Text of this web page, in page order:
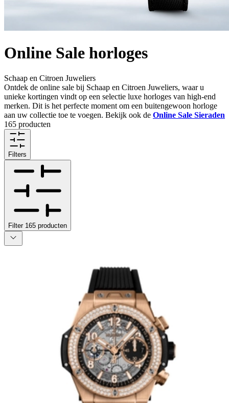
Online Sale horloges
Schaap en Citroen Juweliers
Ontdek de online sale bij Schaap en Citroen Juweliers, waar u
unieke kortingen vindt op een selectie luxe horloges van high-end
merken. Dit is het perfecte moment om een buitengewoon horloge
aan uw collectie toe te voegen. Bekijk ook de Online Sale Sieraden
165 producten
Filters
Filter 165 producten